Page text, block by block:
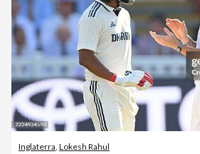
Inglaterra Lokesh Rahul